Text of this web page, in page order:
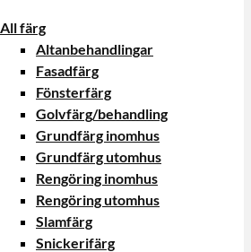
All färg
Altanbehandlingar
Fasadfärg
Fönsterfärg
Golvfärg/behandling
Grundfärg inomhus
Grundfärg utomhus
Rengöring inomhus
Rengöring utomhus
Slamfärg
Snickerifärg